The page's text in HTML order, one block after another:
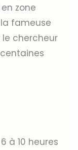
zone
la fameuse
chercheur
à 10 heures